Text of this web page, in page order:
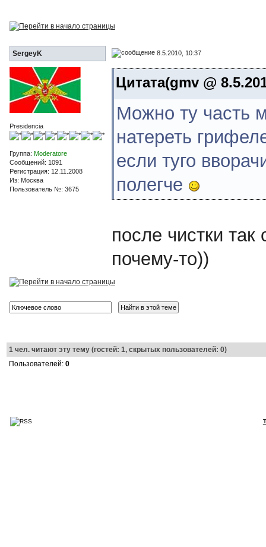
SergeyK 8.5.2010, 10:37
Presidencia
Группа: Moderatore
Сообщений: 1091
Регистрация: 12.11.2008
Из: Москва
Пользователь №: 3675
Цитата(gmv @
Можно ту часть
натереть
если туго
полегче
после чистки
почему-то))
1чел. читают эту тему (гостей: 1, скрытых пользователей: 0)
Пользователей: 0